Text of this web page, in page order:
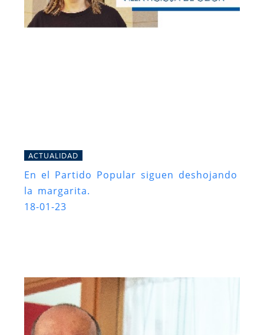
ACTUALIDAD
En el Partido Popular siguen deshojando
la margarita.
18-01-23